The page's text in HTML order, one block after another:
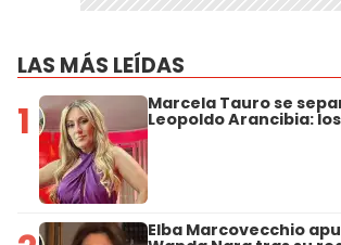
LAS MÁS LEÍDAS
1 Marcela Tauro se
Leopoldo Arancibia:
Elba Marcovecchio